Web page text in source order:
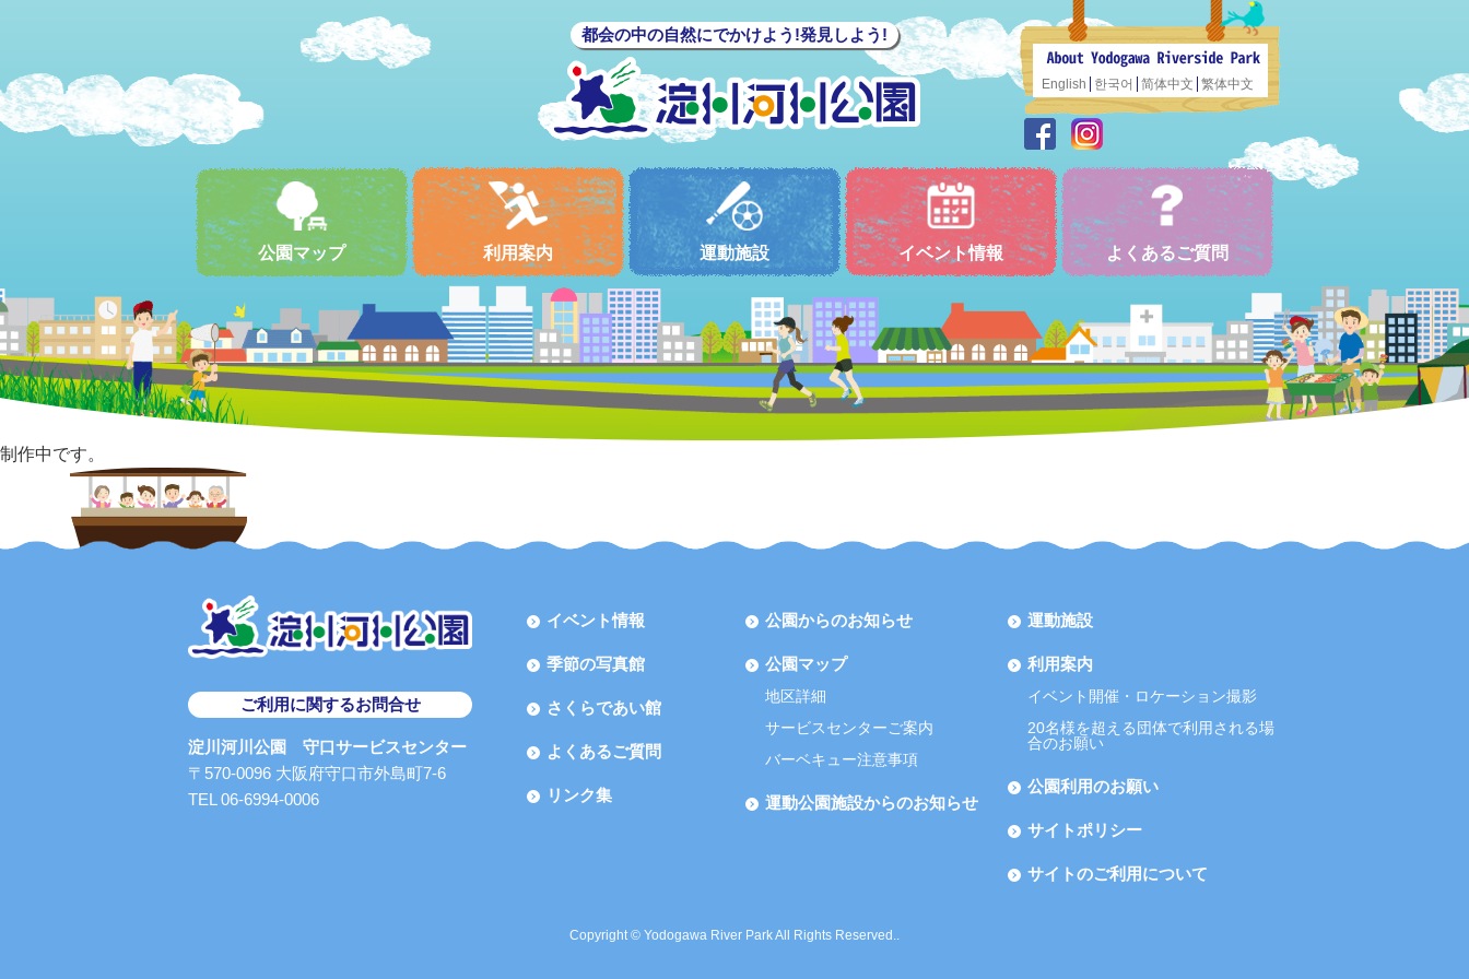
都会の中の自然にでかけよう!発見しよう!
English 한국어 简体中文 繁体中文
公園マップ 利用案内 運動施設 イベント情報 よくあるご質問
制作中です。
ご利用に関するお問合せ
淀川河川公園 守口サービスセンター
〒570-0096 大阪府守口市外島町7-6
TEL 06-6994-0006
イベント情報
季節の写真館
さくらであい館
よくあるご質問
リンク集
公園からのお知らせ
公園マップ
地区詳細
サービスセンターご案内
バーベキュー注意事項
運動公園施設からのお知らせ
運動施設
利用案内
イベント開催・ロケーション撮影
20名様を超える団体で利用される場
合のお願い
公園利用のお願い
サイトポリシー
サイトのご利用について
Copyright © Yodogawa River Park All Rights Reserved..